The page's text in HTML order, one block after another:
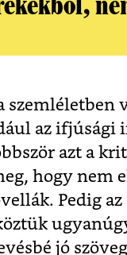
szemléletben
az ifjúsági
azt a
hogy nem
Pedig
jó